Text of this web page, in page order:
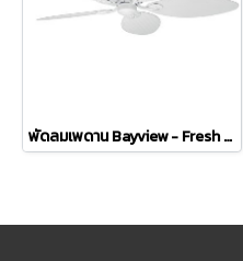
พัดลมเพดาน Bayview - Fresh White